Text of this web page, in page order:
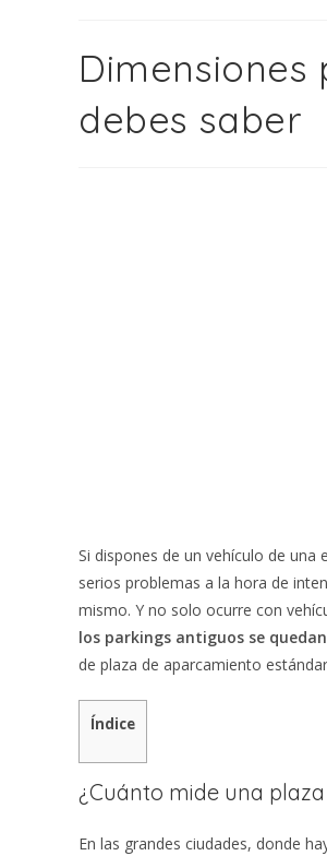
debes saber
Si dispones de un vehículo de
serios problemas a la hora de
mismo. Y no solo ocurre con
los parkings antiguos se
de plaza de aparcamiento
Índice
¿Cuánto mide una
En las grandes ciudades, donde